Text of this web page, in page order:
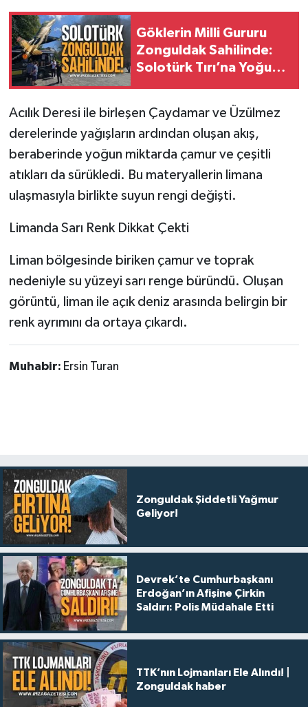
Göklerin Milli Gururu
Zonguldak Sahilinde:
Solotürk Tırı’na Yoğun
Acılık Deresi ile birleşen Çaydamar ve Üzülmez
derelerinde yağışların ardından oluşan akış,
beraberinde yoğun miktarda çamur ve çeşitli
atıkları da sürükledi. Bu materyallerin limana
ulaşmasıyla birlikte suyun rengi değişti.
Limanda Sarı Renk Dikkat Çekti
Liman bölgesinde biriken çamur ve toprak
nedeniyle su yüzeyi sarı renge büründü. Oluşan
görüntü, liman ile açık deniz arasında belirgin bir
renk ayrımını da ortaya çıkardı.
Muhabir: Ersin Turan
Zonguldak Şiddetli Yağmur
Geliyor!
Devrek’te Cumhurbaşkanı
Erdoğan’ın Afişine Çirkin
Saldırı: Polis Müdahale Etti
TTK’nın Lojmanları Ele Alındı! |
Zonguldak haber